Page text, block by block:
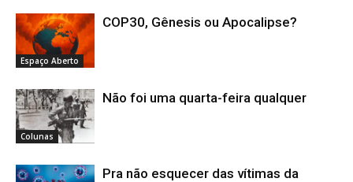
Espaço Aberto
COP30, Gênesis ou Apocalipse?
Colunas
Não foi uma quarta-feira qualquer
Pra não esquecer das vítimas da